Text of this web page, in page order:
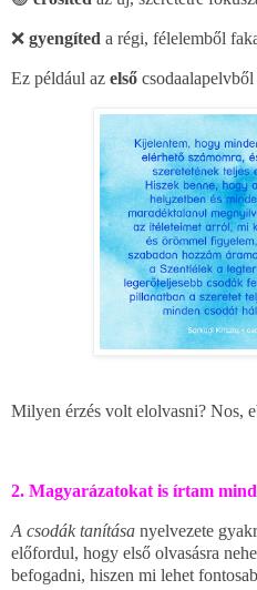
❌ gyengíted a régi, félelemből
Ez például az első
Milyen érzés volt elolvasni? Nos,
2. Magyarázatokat is írtam
A csodák tanítása nyelvezete
előfordul, hogy első olvasásra
befogadni, hiszen mi lehet